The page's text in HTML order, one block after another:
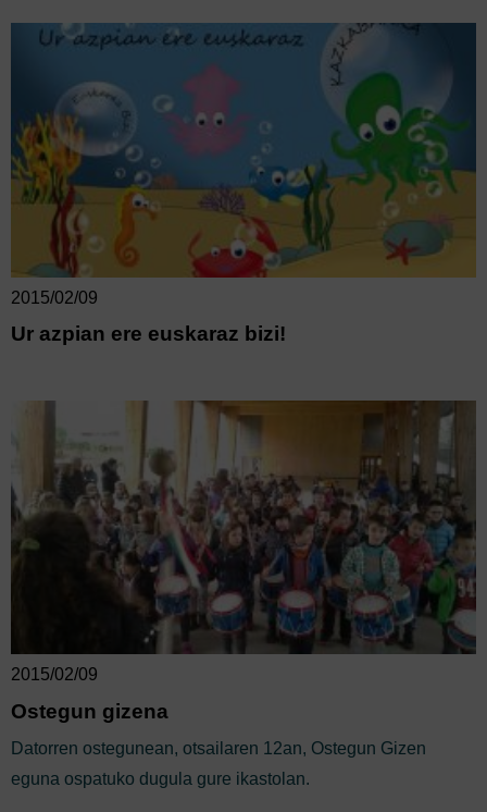
2015/02/09
Ur azpian ere euskaraz bizi!
2015/02/09
Ostegun gizena
Datorren ostegunean, otsailaren 12an, Ostegun Gizen
eguna ospatuko dugula gure ikastolan.